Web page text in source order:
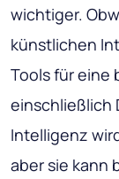
wichtiger.
künstlichen
Tools für eine
einschließlich
Intelligenz
aber sie kann